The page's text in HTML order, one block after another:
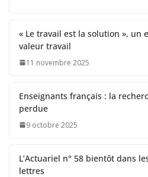
« Le travail est la solution », un
valeur travail
11 novembre 2025
Enseignants français : la
perdue
9 octobre 2025
L’Actuariel n° 58 bientôt dans
lettres